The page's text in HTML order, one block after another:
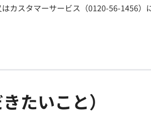
カスタマーサービス（0120-56-1456）
たいこと）